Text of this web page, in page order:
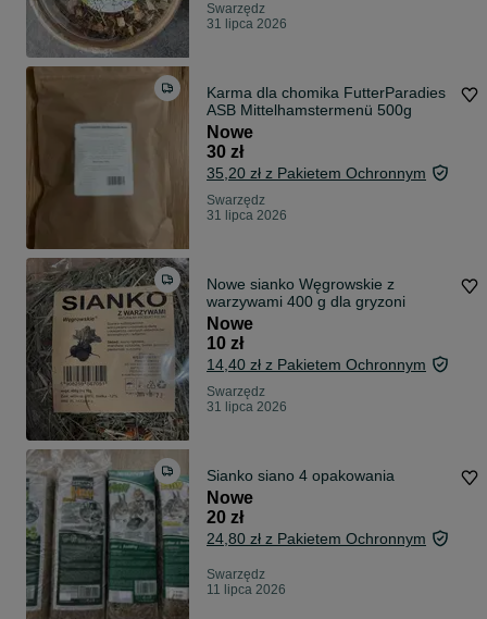
Swarzędz
31 lipca 2026
Karma dla chomika FutterParadies
ASB Mittelhamstermenü 500g
Nowe
30 zł
35,20 zł z Pakietem Ochronnym
Swarzędz
31 lipca 2026
Nowe sianko Węgrowskie z
warzywami 400 g dla gryzoni
Nowe
10 zł
14,40 zł z Pakietem Ochronnym
Swarzędz
31 lipca 2026
Sianko siano 4 opakowania
Nowe
20 zł
24,80 zł z Pakietem Ochronnym
Swarzędz
11 lipca 2026